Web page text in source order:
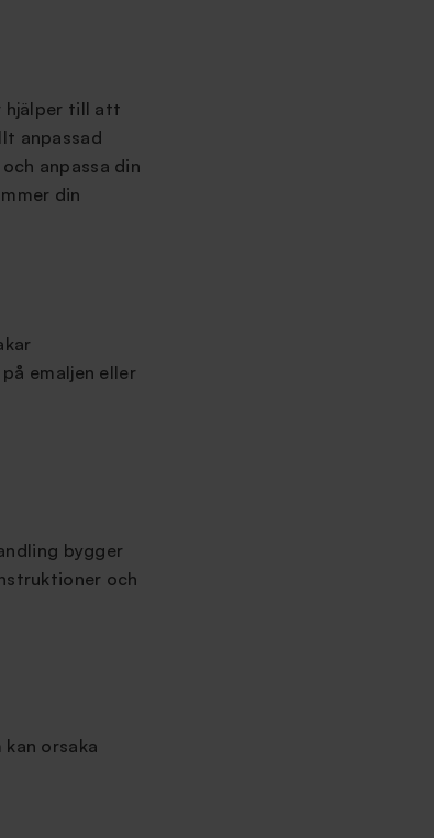
hjälper till att
anpassad
anpassa din
din
emaljen eller
bygger
och
orsaka